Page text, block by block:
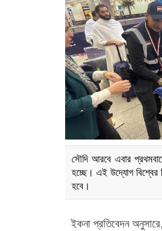
সৌদি আরবে এবার
হচ্ছে। এই উদ্যোগ বিশ্বের
হবে।
ইকনা প্রতিবেদন